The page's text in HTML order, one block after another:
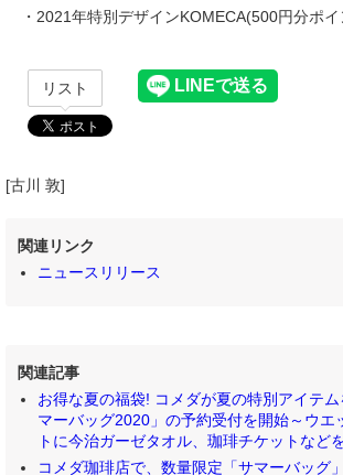
・2021年特別デザインKOMECA(500円分ポイ
リスト
[古川 敦]
関連リンク
ニュースリリース
関連記事
お得な夏の福袋! コメダが夏の特別アイテ
マーバッグ2020」の予約受付を開始～ウエ
トに今治ガーゼタオル、珈琲チケットなど
コメダ珈琲店で、数量限定「サマーバッグ